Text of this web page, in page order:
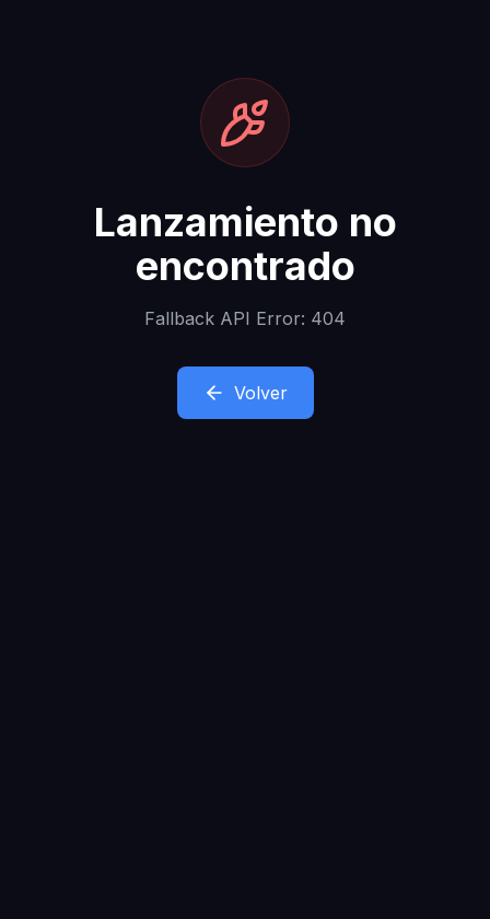
Lanzamiento no
encontrado
Fallback API Error: 404
Volver